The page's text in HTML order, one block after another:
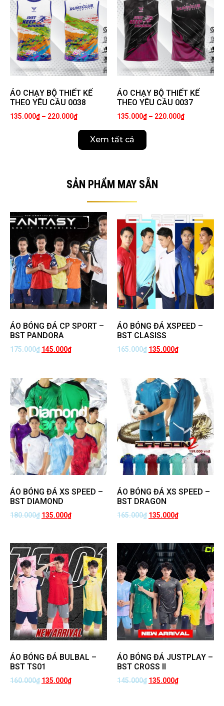
ÁO CHẠY BỘ THIẾT KẾ
THEO YÊU CẦU 0038
135.000₫ – 220.000₫
ÁO CHẠY BỘ THIẾT KẾ
THEO YÊU CẦU 0037
135.000₫ – 220.000₫
Xem tất cả
SẢN PHẨM MAY SẴN
ÁO BÓNG ĐÁ CP SPORT –
BST PANDORA
175.000₫ 145.000₫
ÁO BÓNG ĐÁ XSPEED –
BST CLASISS
165.000₫ 135.000₫
ÁO BÓNG ĐÁ XS SPEED –
BST DIAMOND
180.000₫ 135.000₫
ÁO BÓNG ĐÁ XS SPEED –
BST DRAGON
165.000₫ 135.000₫
ÁO BÓNG ĐÁ BULBAL –
BST TS01
160.000₫ 135.000₫
ÁO BÓNG ĐÁ JUSTPLAY –
BST CROSS II
145.000₫ 135.000₫